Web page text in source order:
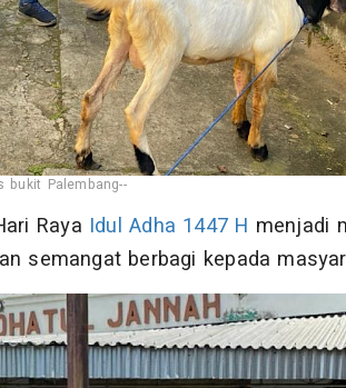
bukit Palembang--
Raya Idul Adha 1447 H menjadi
semangat berbagi kepada